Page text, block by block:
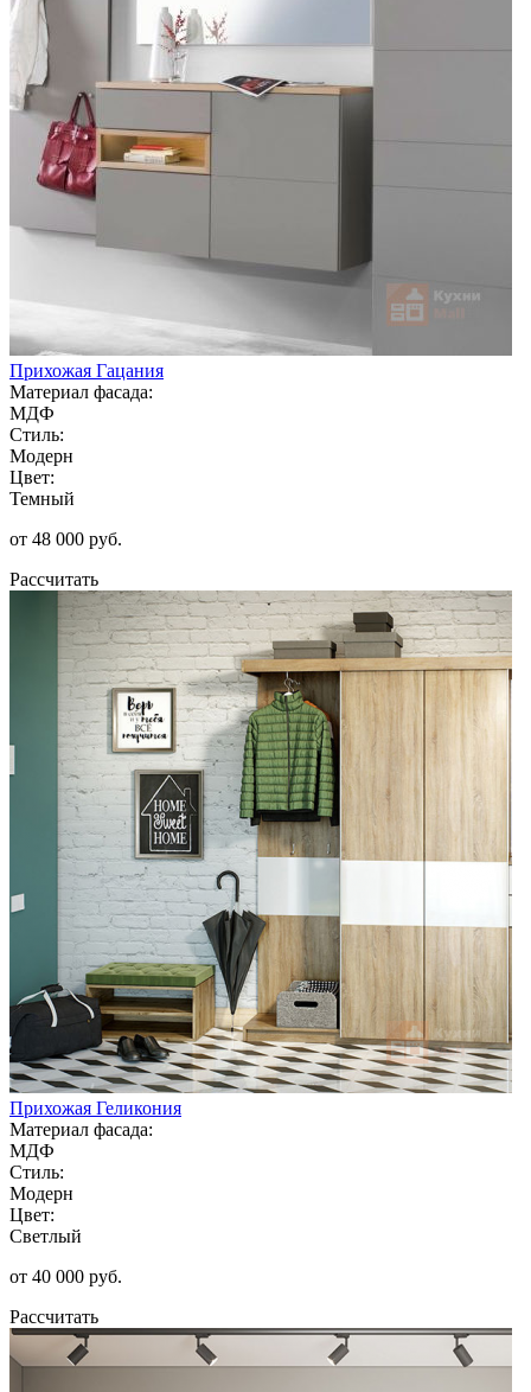
Прихожая Гацания
Материал фасада:
МДФ
Стиль:
Модерн
Цвет:
Темный
от 48 000 руб.
Рассчитать
Прихожая Геликония
Материал фасада:
МДФ
Стиль:
Модерн
Цвет:
Светлый
от 40 000 руб.
Рассчитать